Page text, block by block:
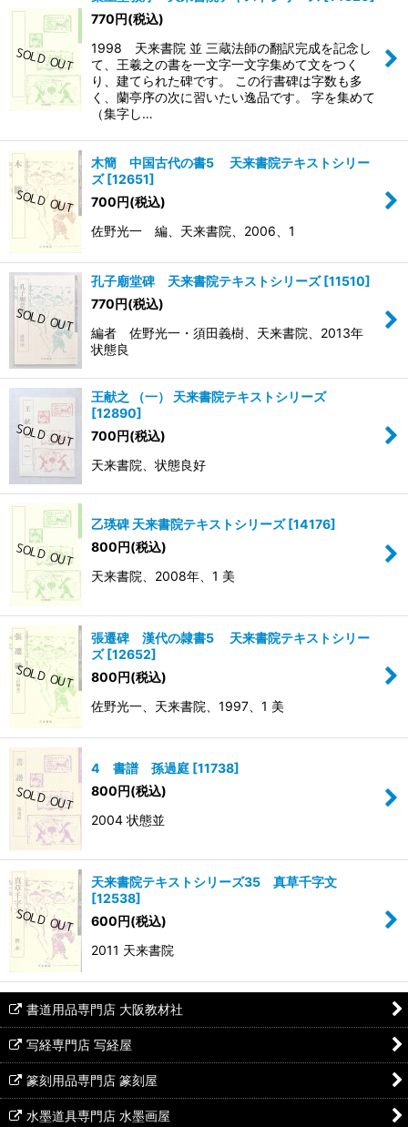
770円(税込)
1998 天来書院 並 三蔵法師の翻訳完成を記念し
て、王羲之の書を一文字一文字集めて文をつく
り、建てられた碑です。 この行書碑は字数も多
く、蘭亭序の次に習いたい逸品です。 字を集めて
（集字し…
木簡 中国古代の書5 天来書院テキストシリー
ズ [12651]
700円(税込)
佐野光一 編、天来書院、2006、1
孔子廟堂碑 天来書院テキストシリーズ [11510]
770円(税込)
編者 佐野光一・須田義樹、天来書院、2013年
状態良
王献之 （一） 天来書院テキストシリーズ
[12890]
700円(税込)
天来書院、状態良好
乙瑛碑 天来書院テキストシリーズ [14176]
800円(税込)
天来書院、2008年、1 美
張遷碑 漢代の隷書5 天来書院テキストシリー
ズ [12652]
800円(税込)
佐野光一、天来書院、1997、1 美
4 書譜 孫過庭 [11738]
800円(税込)
2004 状態並
天来書院テキストシリーズ35 真草千字文
[12538]
600円(税込)
2011 天来書院
書道用品専門店 大阪教材社
写経専門店 写経屋
篆刻用品専門店 篆刻屋
水墨道具専門店 水墨画屋